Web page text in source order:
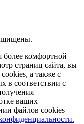
более комфортной
страниц сайта, вы
а также с
в соответствии с
ваших
файлов cookies